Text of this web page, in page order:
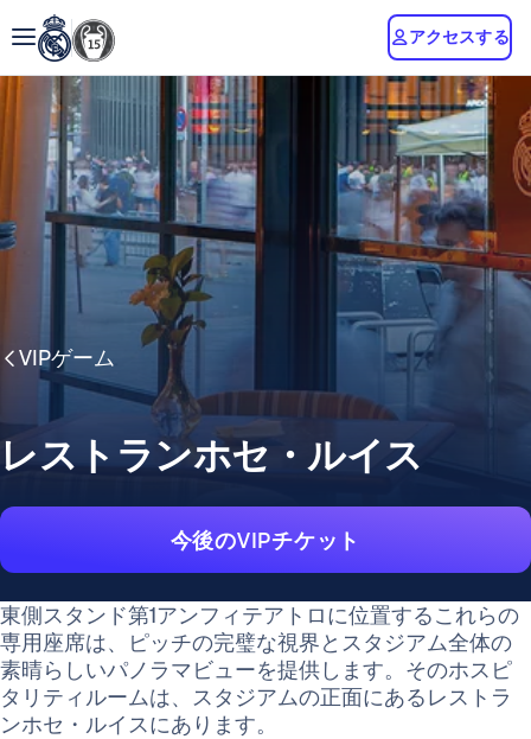
アクセスする
VIPゲーム
レストランホセ・ルイス
今後のVIPチケット
東側スタンド第1アンフィテアトロに位置するこれらの
専用座席は、ピッチの完璧な視界とスタジアム全体の
素晴らしいパノラマビューを提供します。そのホスピ
タリティルームは、スタジアムの正面にあるレストラ
ンホセ・ルイスにあります。